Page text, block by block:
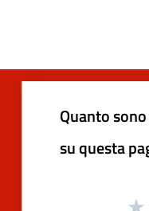
Quanto
su questa